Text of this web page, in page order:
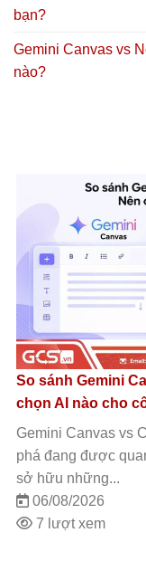
bạn?
Gemini Canvas vs
nào?
So sánh Gemini
chọn AI nào cho
Gemini Canvas vs
phá đang được
sở hữu những...
06/08/2026
7 lượt xem